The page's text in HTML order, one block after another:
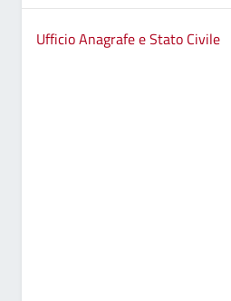
Ufficio Anagrafe e Stato Civile